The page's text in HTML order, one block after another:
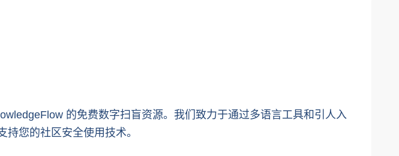
的免费数字扫盲资源。我们致力于通过多语言工具和引人入
您的社区安全使用技术。